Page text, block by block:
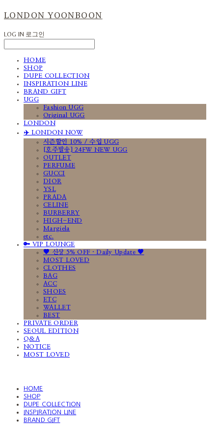
LONDON YOONBOON
LOG IN 로그인
HOME
SHOP
DUPE COLLECTION
INSPIRATION LINE
BRAND GIFT
UGG
Fashion UGG
Original UGG
LONDON
✈️ LONDON NOW
시즌할인 10% / 수입 UGG
[호주발송] 24FW NEW UGG
OUTLET
PERFUME
GUCCI
DIOR
YSL
PRADA
CELINE
BURBERRY
HIGH-END
Margiela
etc.
🔑 VIP LOUNGE
🤎 신상 5% OFF · Daily Update 🤎
MOST LOVED
CLOTHES
BAG
ACC
SHOES
ETC
WALLET
BEST
PRIVATE ORDER
SEOUL EDITION
Q&A
NOTICE
MOST LOVED
HOME
SHOP
DUPE COLLECTION
INSPIRATION LINE
BRAND GIFT